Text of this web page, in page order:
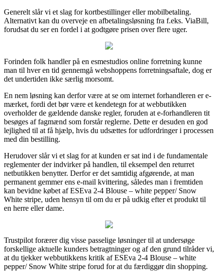
Generelt slår vi et slag for kortbestillinger eller mobilbetaling.
Alternativt kan du overveje en afbetalingsløsning fra f.eks. ViaBill,
forudsat du ser en fordel i at godtgøre prisen over flere uger.
Forinden folk handler på en esmestudios online forretning kunne
man til hver en tid gennemgå webshoppens forretningsaftale, dog er
det undertiden ikke særlig morsomt.
En nem løsning kan derfor være at se om internet forhandleren er e-
mærket, fordi det bør være et kendetegn for at webbutikken
overholder de gældende danske regler, foruden at e-forhandleren tit
besøges af fagmænd som forstår reglerne. Dette er desuden en god
lejlighed til at få hjælp, hvis du udsættes for udfordringer i processen
med din bestilling.
Herudover slår vi et slag for at kunden er sat ind i de fundamentale
reglementer der indvirker på handlen, til eksempel den returret
netbutikken benytter. Derfor er det samtidig afgørende, at man
permanent gemmer ens e-mail kvittering, således man i fremtiden
kan bevidne købet af ESEva 2-4 Blouse – white pepper/ Snow
White stripe, uden hensyn til om du er på udkig efter et produkt til
en herre eller dame.
Trustpilot forærer dig visse passelige løsninger til at undersøge
forskellige aktuelle kunders betragtninger og af den grund tilråder vi,
at du tjekker webbutikkens kritik af ESEva 2-4 Blouse – white
pepper/ Snow White stripe forud for at du færdiggør din shopping.